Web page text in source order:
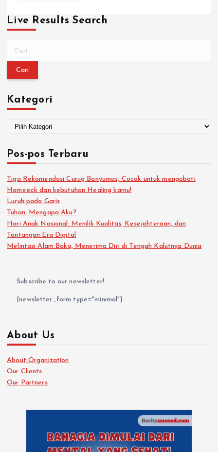
Live Results Search
Kategori
Pos-pos Terbaru
Tiga Rekomendasi Curug Banyumas, Cocok untuk mengobati
Homesick dan kebutuhan Healing kamu!
Luruh pada Garis
Tuhan, Mengapa Aku?
Hari Anak Nasional: Menilik Kualitas, Kesejahteraan, dan
Tantangan Era Digital
Melintasi Alam Baka, Menerima Diri di Tengah Kalutnya Dunia
Subscribe to our newsletter!
[newsletter_form type="minimal"]
About Us
About Organization
Our Clients
Our Partners